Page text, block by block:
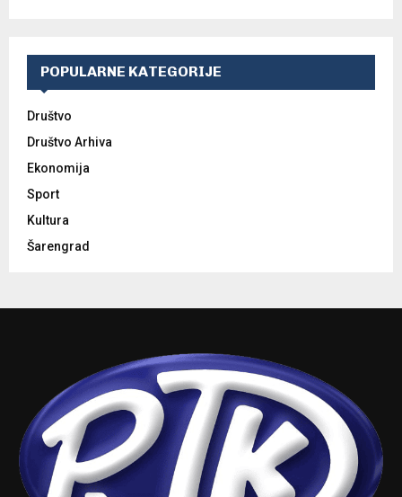
POPULARNE KATEGORIJE
Društvo
Društvo Arhiva
Ekonomija
Sport
Kultura
Šarengrad